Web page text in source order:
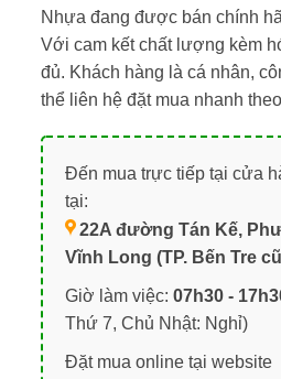
Nhựa đang được bán chính
Với cam kết chất lượng kèm
đủ. Khách hàng là cá nhân,
thể liên hệ đặt mua nhanh
Đến mua trực tiếp tại cửa
tại:
22A đường Tán Kế,
Vĩnh Long (TP. Bến Tre
Giờ làm việc: 07h30 -
Thứ 7, Chủ Nhật: Nghỉ)
Đặt mua online tại website